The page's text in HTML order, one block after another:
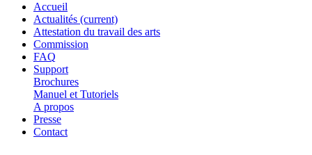
Accueil
Actualités (current)
Attestation du travail des arts
Commission
FAQ
Support
Brochures
Manuel et Tutoriels
A propos
Presse
Contact